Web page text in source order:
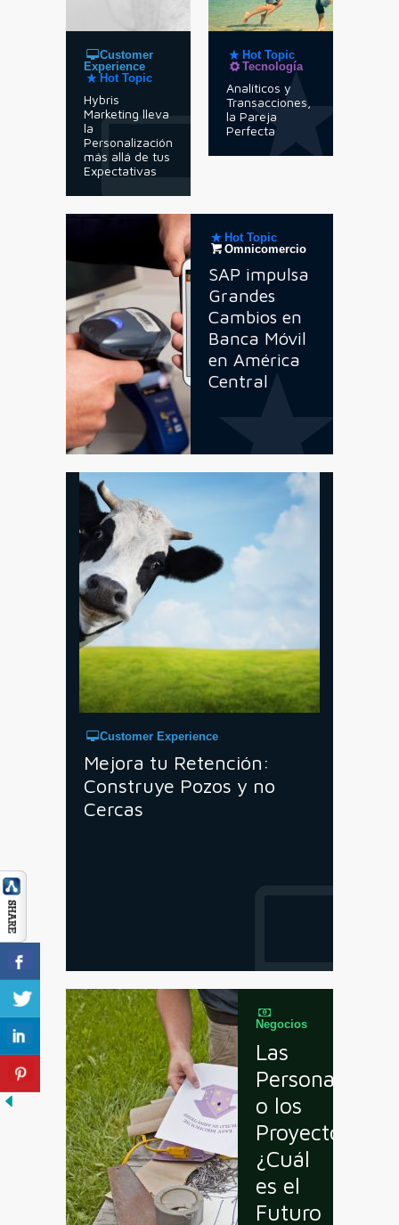
Customer
Experience
Hot Topic
Hybris
Marketing lleva
la
Personalización
más allá de tus
Expectativas
Hot Topic
Tecnología
Analíticos y
Transacciones,
la Pareja
Perfecta
Hot Topic
Omnicomercio
SAP impulsa
Grandes
Cambios en
Banca Móvil
en América
Central
Customer Experience
Mejora tu Retención:
Construye Pozos y no
Cercas
Negocios
Las
Personas
o los
Proyectos,
¿Cuál
es el
Futuro